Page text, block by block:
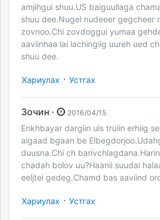
amjihgui shuu.US baiguullaga
shuu dee.Nugel nudeeer gegcheer
zovnoo.Chi zovdoggui yumaa
aaviinhaa lai lachingiig uureh ued
shuu dee.
Хариулах · Устгах
Зочин · 2016/04/15
Enkhbayar dargiin uls truiin erhiig
aigaad bgaan be
duusna.Chi ch
chadah bolov uu?Haanii suudal
eeljtei gedeg.Chamd bas aaviind
Хариулах · Устгах